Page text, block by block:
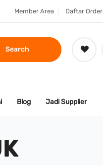
Member Area Daftar Order
Search
Blog Jadi Supplier